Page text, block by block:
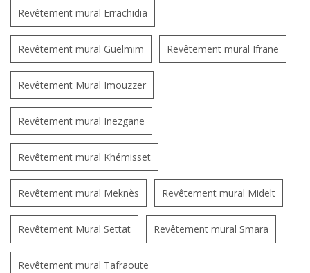
Revêtement mural Errachidia
Revêtement mural Guelmim Revêtement mural Ifrane
Revêtement Mural Imouzzer
Revêtement mural Inezgane
Revêtement mural Khémisset
Revêtement mural Meknès Revêtement mural Midelt
Revêtement Mural Settat Revêtement mural Smara
Revêtement mural Tafraoute